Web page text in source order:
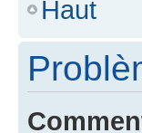
Haut